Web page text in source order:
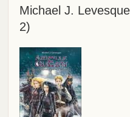
Michael J.
2)